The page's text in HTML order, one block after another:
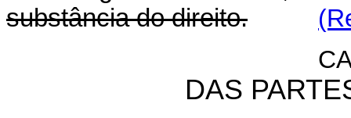
substância do direito.
DAS